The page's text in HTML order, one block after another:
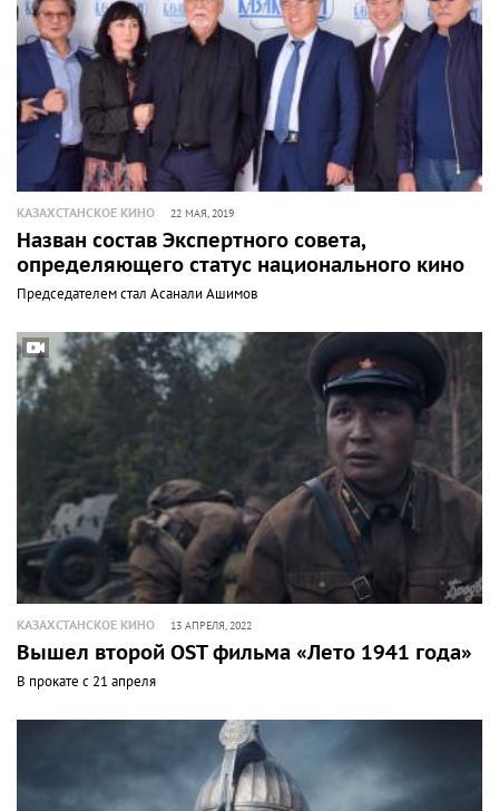
КАЗАХСТАНСКОЕ КИНО 22 МАЯ, 2019
Назван состав Экспертного совета,
определяющего статус национального кино
Председателем стал Асанали Ашимов
КАЗАХСТАНСКОЕ КИНО 13 АПРЕЛЯ, 2022
Вышел второй OST фильма «Лето 1941 года»
В прокате с 21 апреля